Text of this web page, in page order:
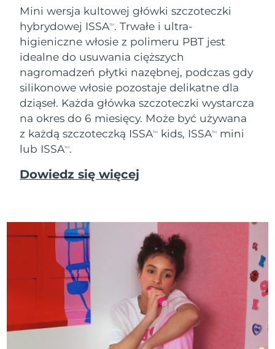
Mini wersja kultowej główki szczoteczki
hybrydowej ISSATM. Trwałe i ultra-
higieniczne włosie z polimeru PBT jest
idealne do usuwania cięższych
nagromadzeń płytki nazębnej, podczas gdy
silikonowe włosie pozostaje delikatne dla
dziąseł. Każda główka szczoteczki wystarcza
na okres do 6 miesięcy. Może być używana
z każdą szczoteczką ISSATM kids, ISSATM
mini
lub ISSATM.
Dowiedz się więcej
Tajlandia
Oczekiwany czas dostawy
Turcja
Oczekiwany czas dostawy
Zjednoczone Emiraty
Arabskie
Oczekiwany czas dostawy
09/08/2026
Wielka Brytania
Oczekiwany czas dostawy
08/08/2026
Stany Zjednoczone
Oczekiwany czas dostawy
14/08/2026